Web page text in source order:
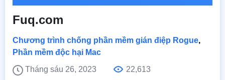
Fuq.com
Chương trình chống phần mềm gián điệp Rogue,
Phần mềm độc hại Mac
Tháng sáu 26, 2023
22,613